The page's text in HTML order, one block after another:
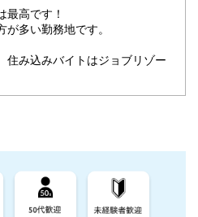
最高です！
多い勤務地です。
住み込みバイトはジョブリゾー